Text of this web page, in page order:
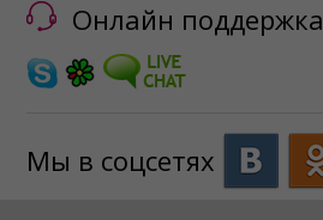
Онлайн поддержка
Мы в соцсетях